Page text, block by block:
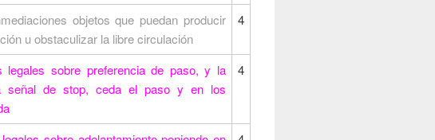
objetos que puedan producir
u obstaculizar la libre circulación
4
legales sobre preferencia de paso, y la
señal de stop, ceda el paso y en los
4